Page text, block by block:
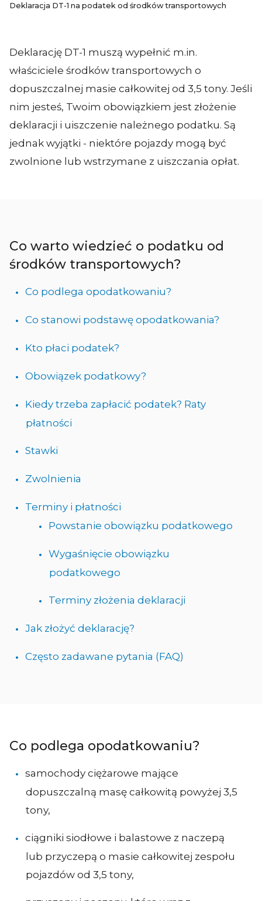
Deklaracja DT-1 na podatek od środków transportowych
Deklarację DT-1 muszą wypełnić m.in.
właściciele środków transportowych o
dopuszczalnej masie całkowitej od 3,5 tony. Jeśli
nim jesteś, Twoim obowiązkiem jest złożenie
deklaracji i uiszczenie należnego podatku. Są
jednak wyjątki - niektóre pojazdy mogą być
zwolnione lub wstrzymane z uiszczania opłat.
Co warto wiedzieć o podatku od
środków transportowych?
Co podlega opodatkowaniu?
Co stanowi podstawę opodatkowania?
Kto płaci podatek?
Obowiązek podatkowy?
Kiedy trzeba zapłacić podatek? Raty
płatności
Stawki
Zwolnienia
Terminy i płatności
Powstanie obowiązku podatkowego
Wygaśnięcie obowiązku
podatkowego
Terminy złożenia deklaracji
Jak złożyć deklarację?
Często zadawane pytania (FAQ)
Co podlega opodatkowaniu?
samochody ciężarowe mające
dopuszczalną masę całkowitą powyżej 3,5
tony,
ciągniki siodłowe i balastowe z naczepą
lub przyczepą o masie całkowitej zespołu
pojazdów od 3,5 tony,